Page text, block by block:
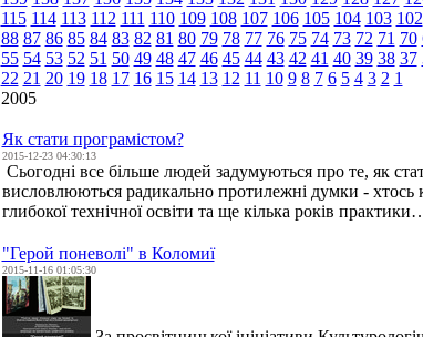
115 114 113 112 111 110 109 108 107 106 105 104 103 102
88 87 86 85 84 83 82 81 80 79 78 77 76 75 74 73 72 71 70
55 54 53 52 51 50 49 48 47 46 45 44 43 42 41 40 39 38 37
22 21 20 19 18 17 16 15 14 13 12 11 10 9 8 7 6 5 4 3 2 1
2005
Як стати програмістом?
2015-12-23 04:30:13
Сьогодні все більше людей задумуються про те, як
висловлюються радикально протилежні думки - хтось
глибокої технічної освіти та ще кілька років
"Герой поневолі" в Коломиї
2015-11-16 01:05:30